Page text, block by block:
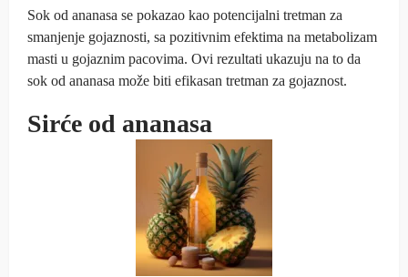
Sok od ananasa se pokazao kao potencijalni tretman za
smanjenje gojaznosti, sa pozitivnim efektima na metabolizam
masti u gojaznim pacovima. Ovi rezultati ukazuju na to da
sok od ananasa može biti efikasan tretman za gojaznost.
Sirće od ananasa